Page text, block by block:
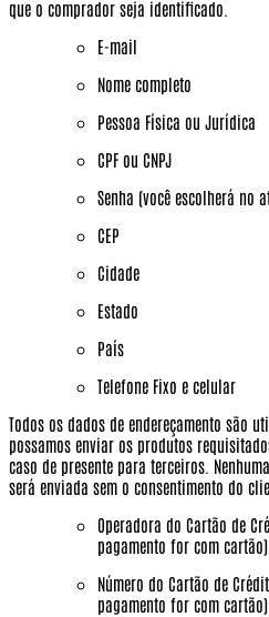
que o comprador seja identificado.
E-mail
Nome completo
Pessoa Física ou Jurídica
CPF ou CNPJ
Senha (você escolherá no
CEP
Cidade
Estado
País
Telefone Fixo e celular
Todos os dados de endereçamento são
possamos enviar os produtos
caso de presente para terceiros.
será enviada sem o consentimento do
Operadora do Cartão de
pagamento for com cartão)
Número do Cartão de
pagamento for com cartão)